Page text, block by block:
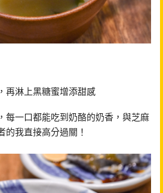
再淋上黑糖蜜增添甜感
每一口都能吃到奶酪的奶香，與芝麻
的我直接高分過關！